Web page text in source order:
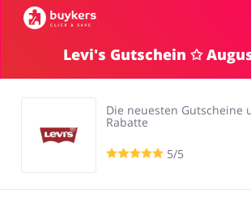
Kategorien
Levi's Gutschein ✩
Die neuesten Gutscheine
Rabatte
5/5